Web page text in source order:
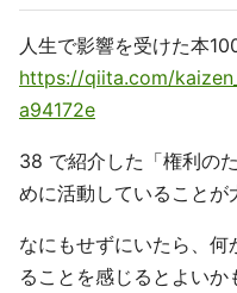
人生で影響を受けた本100
https://qiita.com/
a94172e
38 で紹介した「権利の
めに活動していること
なにもせずにいたら、
ることを感じるとよいか